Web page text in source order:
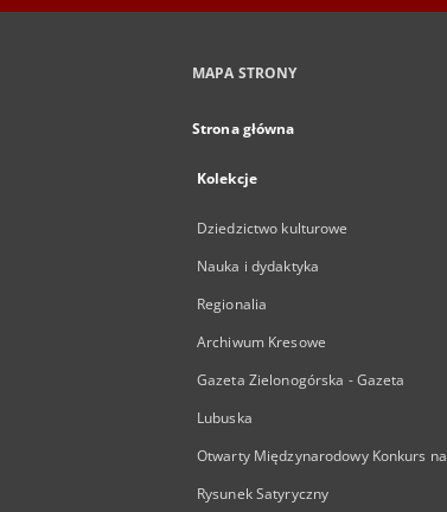
MAPA STRONY
Strona główna
Kolekcje
Dziedzictwo kulturowe
Nauka i dydaktyka
Regionalia
Archiwum Kresowe
Gazeta Zielonogórska - Gazeta
Lubuska
Otwarty Międzynarodowy Konkurs na
Rysunek Satyryczny